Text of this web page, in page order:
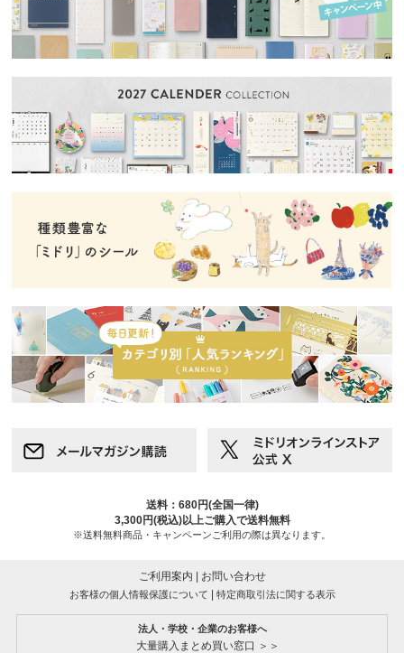
送料：680円(全国一律)
3,300円(税込)以上ご購入で送料無料
※送料無料商品・キャンペーンご利用の際は異なります。
ご利用案内 | お問い合わせ
お客様の個人情報保護について | 特定商取引法に関する表示
法人・学校・企業のお客様へ
大量購入まとめ買い窓口 ＞＞